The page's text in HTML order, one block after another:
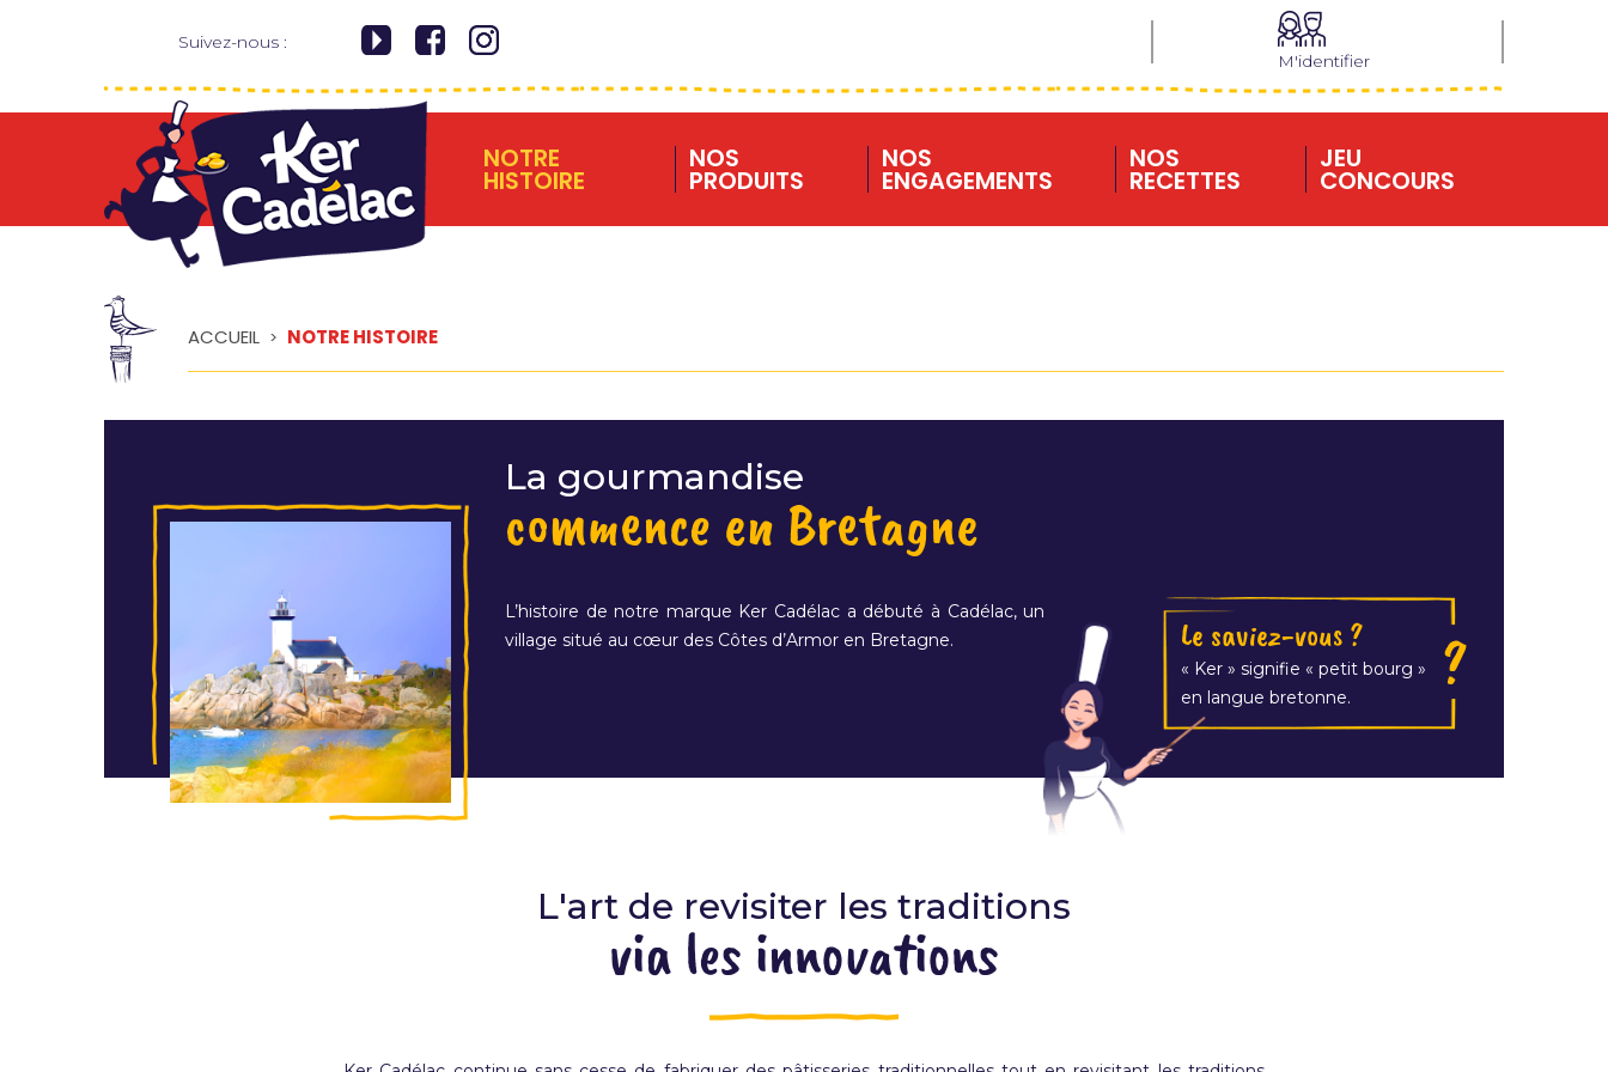
Suivez-nous :
M'identifier
Ker
NOTRE
HISTOIRE
NOS
PRODUITS
NOS
ENGAGEMENTS
NOS
RECETTES
JEU
CONCOURS
ACCUEIL > NOTRE HISTOIRE
La gourmandise
commence en Bretagne
L’histoire de notre marque Ker Cadélac a débuté à Cadélac, un
village situé au cœur des Côtes d’Armor en Bretagne.
Le saviez-vous ?
« Ker » signifie « petit bourg »
en langue bretonne.
L'art de revisiter les traditions
via les innovations